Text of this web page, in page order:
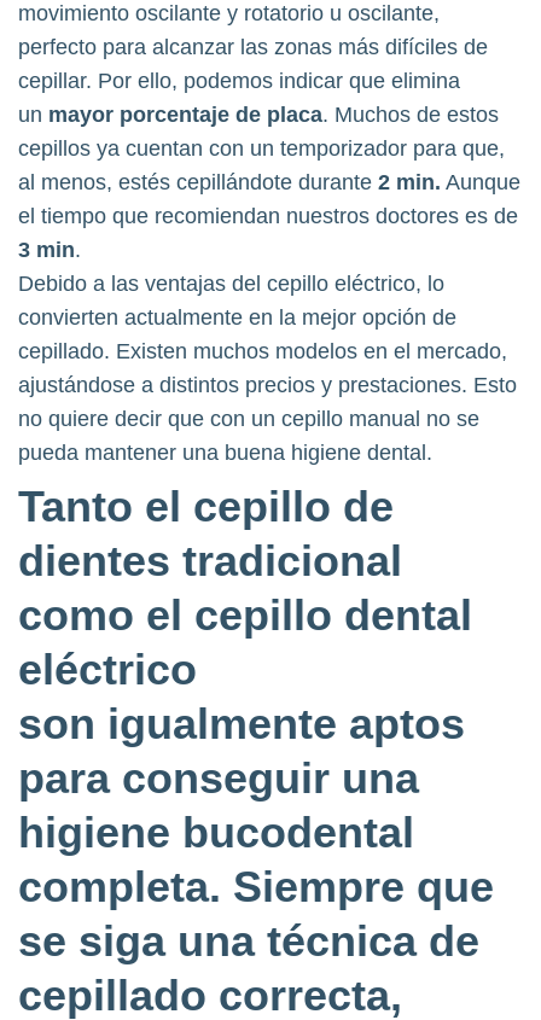
movimiento oscilante y rotatorio u oscilante,
perfecto para alcanzar las zonas más difíciles de
cepillar. Por ello, podemos indicar que elimina
un mayor porcentaje de placa. Muchos de estos
cepillos ya cuentan con un temporizador para que,
al menos, estés cepillándote durante 2 min. Aunque
el tiempo que recomiendan nuestros doctores es de
3 min.
Debido a las ventajas del cepillo eléctrico, lo
convierten actualmente en la mejor opción de
cepillado. Existen muchos modelos en el mercado,
ajustándose a distintos precios y prestaciones. Esto
no quiere decir que con un cepillo manual no se
pueda mantener una buena higiene dental.
Tanto el cepillo de
dientes tradicional
como el cepillo dental
eléctrico
son igualmente aptos
para conseguir una
higiene bucodental
completa. Siempre que
se siga una técnica de
cepillado correcta,